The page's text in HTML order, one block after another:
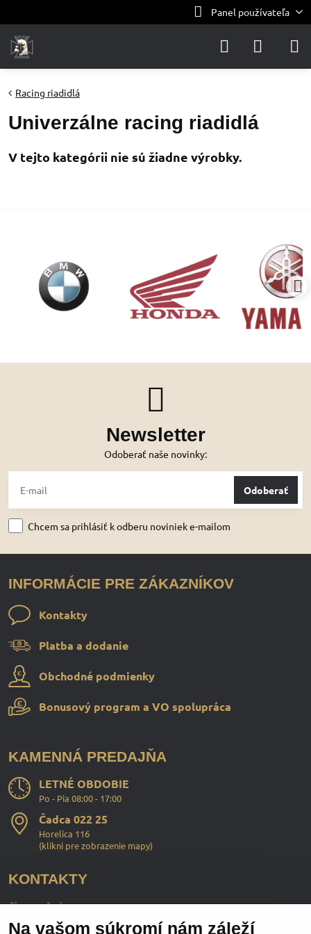
Panel používateľa
Racing riadidlá
Univerzálne racing riadidlá
Newsletter
Odoberať naše novinky:
Odoberať
Chcem sa prihlásiť k odberu noviniek e-mailom
INFORMÁCIE PRE ZÁKAZNÍKOV
Kontakty
Platba a dodanie
Obchodné podmienky
Bonusový program a VO spolupráca
KAMENNÁ PREDAJŇA
LETNÉ OBDOBIE
Po - Pia 08:00 - 17:00
Čadca 022 25
Horelica 116
(klikni pre zobrazenie mapy)
KONTAKTY
ChopperStyle s.r.o.
Ing. Martin Murčo
Na vašom súkromí nám záleží